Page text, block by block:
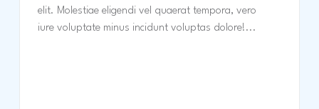
elit. Molestiae eligendi vel quaerat tempora, vero
iure voluptate minus incidunt voluptas dolore!...